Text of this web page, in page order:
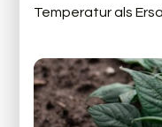
Temperatur als